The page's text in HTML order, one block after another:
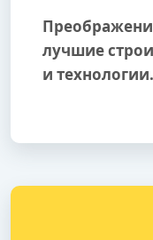
лучшие
и технологии.